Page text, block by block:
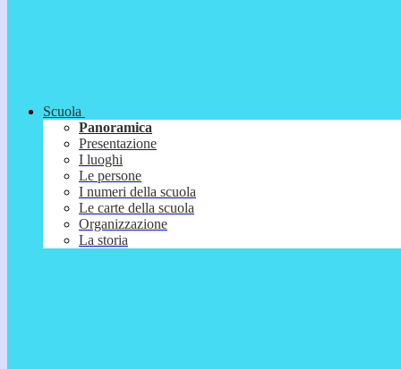
Scuola
Panoramica
Presentazione
I luoghi
Le persone
I numeri della scuola
Le carte della scuola
Organizzazione
La storia